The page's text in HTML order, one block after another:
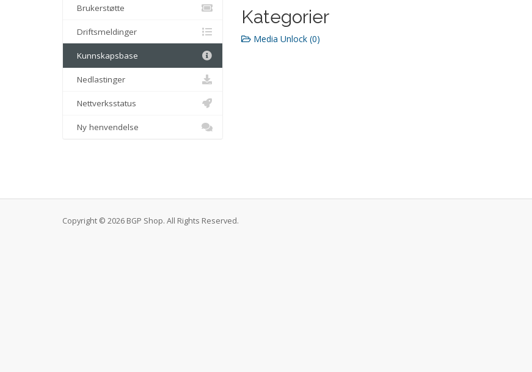
Kategorier
Media Unlock (0)
Brukerstøtte
Driftsmeldinger
Kunnskapsbase
Nedlastinger
Nettverksstatus
Ny henvendelse
Copyright © 2026 BGP Shop. All Rights Reserved.